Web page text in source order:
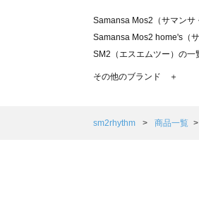
Samansa Mos2（サマンサ
Samansa Mos2 home's（
SM2（エスエムツー）の一
TSUHARU by Samansa
Samansa Mos2 Lagom（
その他のブランド ＋
sm2rhythm 商品一覧